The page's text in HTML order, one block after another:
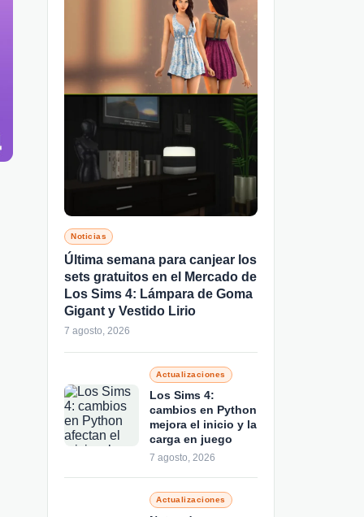
Noticias
Última semana para canjear los
sets gratuitos en el Mercado de
Los Sims 4: Lámpara de Goma
Gigant y Vestido Lirio
7 agosto, 2026
Actualizaciones
Los Sims 4:
cambios en Python
mejora el inicio y la
carga en juego
7 agosto, 2026
Actualizaciones